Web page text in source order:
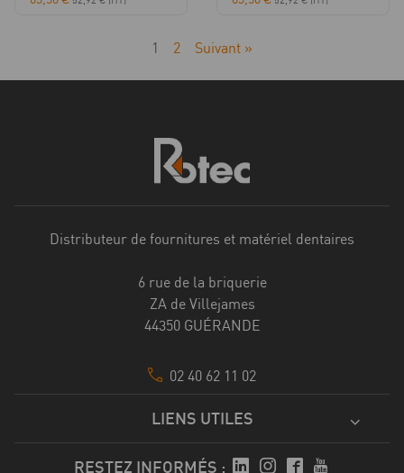
1 2 Suivant »
Distributeur de fournitures et matériel dentaires
6 rue de la briquerie
ZA de Villejames
44350 GUÉRANDE
02 40 62 11 02
LIENS UTILES
RESTEZ INFORMÉS :